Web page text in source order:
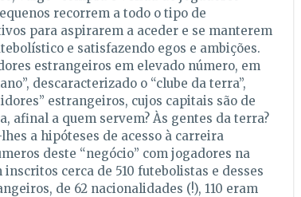
recorrem a todo o tipo de
para aspirarem a aceder e se manterem
e satisfazendo egos e ambições.
estrangeiros em elevado número, em
descaracterizado o “clube da terra”,
estrangeiros, cujos capitais são de
afinal a quem servem? Às gentes da terra?
a hipóteses de acesso à carreira
deste “negócio” com jogadores na
cerca de 510 futebolistas e desses
de 62 nacionalidades (!), 110 eram